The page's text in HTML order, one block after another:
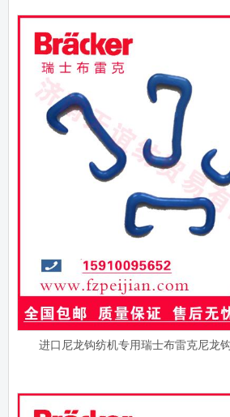
进口尼龙钩纺机专用瑞士布雷克尼龙